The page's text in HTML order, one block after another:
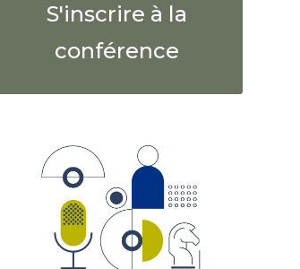
S'inscrire à la
conférence